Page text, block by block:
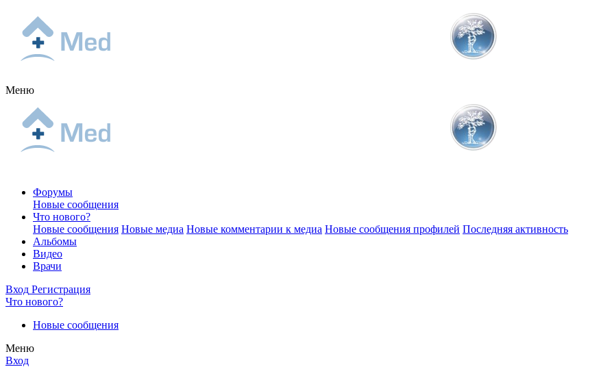
Меню
Форумы
Новые сообщения
Что нового?
Новые сообщения Новые медиа Новые комментарии к медиа Новые сообщения профилей Последняя активность
Альбомы
Видео
Врачи
Вход Регистрация
Что нового?
Новые сообщения
Меню
Вход